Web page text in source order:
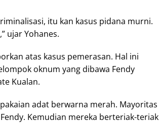
itu kan kasus pidana murni.
ujar Yohanes.
atas kasus pemerasan. Hal ini
oknum yang dibawa Fendy
Kualan.
adat berwarna merah. Mayoritas
Kemudian mereka berteriak-teriak